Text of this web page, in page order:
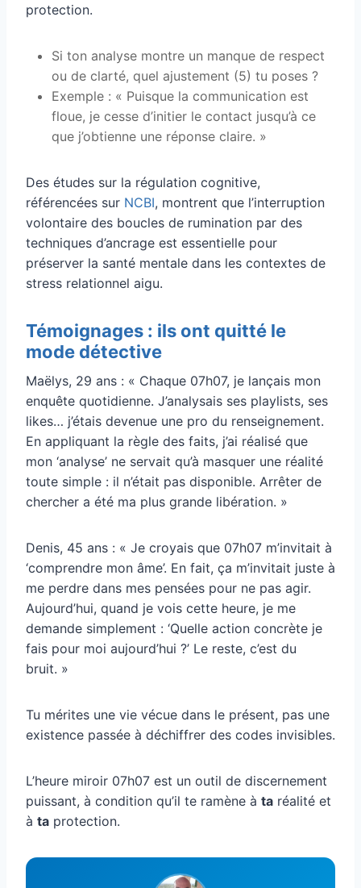
protection.
Si ton analyse montre un manque de respect
ou de clarté, quel ajustement (5) tu poses ?
Exemple : « Puisque la communication est
floue, je cesse d’initier le contact jusqu’à ce
que j’obtienne une réponse claire. »
Des études sur la régulation cognitive,
référencées sur NCBI, montrent que l’interruption
volontaire des boucles de rumination par des
techniques d’ancrage est essentielle pour
préserver la santé mentale dans les contextes de
stress relationnel aigu.
Témoignages : ils ont quitté le
mode détective
Maëlys, 29 ans : « Chaque 07h07, je lançais mon
enquête quotidienne. J’analysais ses playlists, ses
likes… j’étais devenue une pro du renseignement.
En appliquant la règle des faits, j’ai réalisé que
mon ‘analyse’ ne servait qu’à masquer une réalité
toute simple : il n’était pas disponible. Arrêter de
chercher a été ma plus grande libération. »
Denis, 45 ans : « Je croyais que 07h07 m’invitait à
‘comprendre mon âme’. En fait, ça m’invitait juste à
me perdre dans mes pensées pour ne pas agir.
Aujourd’hui, quand je vois cette heure, je me
demande simplement : ‘Quelle action concrète je
fais pour moi aujourd’hui ?’ Le reste, c’est du
bruit. »
Tu mérites une vie vécue dans le présent, pas une
existence passée à déchiffrer des codes invisibles.
L’heure miroir 07h07 est un outil de discernement
puissant, à condition qu’il te ramène à ta réalité et
à ta protection.